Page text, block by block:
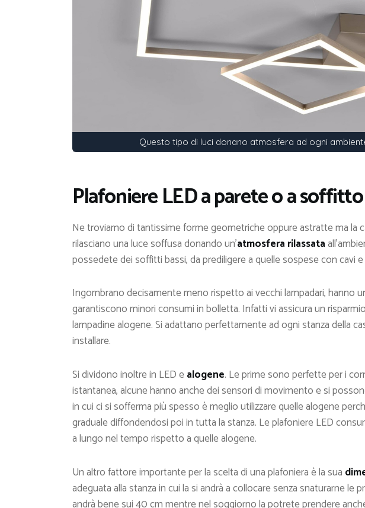
Questo tipo di luci donano atmosfera ad ogni
Plafoniere LED a parete o a soffitto
Ne troviamo di tantissime forme geometriche oppure astratte ma la
rilasciano una luce soffusa donando un’atmosfera rilassata
possedete dei soffitti bassi, da prediligere a quelle sospese con cavi e
Ingombrano decisamente meno rispetto ai vecchi lampadari, hanno
garantiscono minori consumi in bolletta. Infatti vi assicura un
lampadine alogene. Si adattano perfettamente ad ogni stanza della
installare.
Si dividono inoltre in LED ealogene. Le prime sono perfette per i
istantanea, alcune hanno anche dei sensori di movimento e si
in cui ci si sofferma più spesso è meglio utilizzare quelle alogene
graduale diffondendosi poi in tutta la stanza. Le plafoniere LED
a lungo nel tempo rispetto a quelle alogene.
Un altro fattore importante per la scelta di una plafoniera è la sua
adeguata alla stanza in cui la si andrà a collocare senza snaturarne le
andrà bene sui 40 cm mentre nel soggiorno la potrete prendere